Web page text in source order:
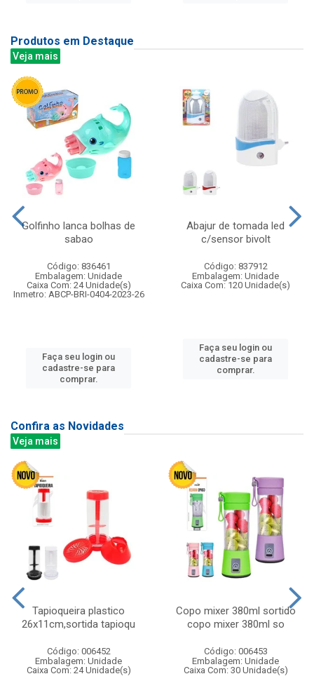
Produtos em Destaque
Veja mais
Golfinho lanca bolhas de
sabao
Código: 836461
Embalagem: Unidade
Caixa Com: 24 Unidade(s)
Inmetro: ABCP-BRI-0404-2023-26
Faça seu login ou
cadastre-se para
comprar.
Abajur de tomada led
c/sensor bivolt
Código: 837912
Embalagem: Unidade
Caixa Com: 120 Unidade(s)
Faça seu login ou
cadastre-se para
comprar.
Confira as Novidades
Veja mais
Tapioqueira plastico
26x11cm,sortida tapioqu
Código: 006452
Embalagem: Unidade
Caixa Com: 24 Unidade(s)
Copo mixer 380ml sortido
copo mixer 380ml so
Código: 006453
Embalagem: Unidade
Caixa Com: 30 Unidade(s)